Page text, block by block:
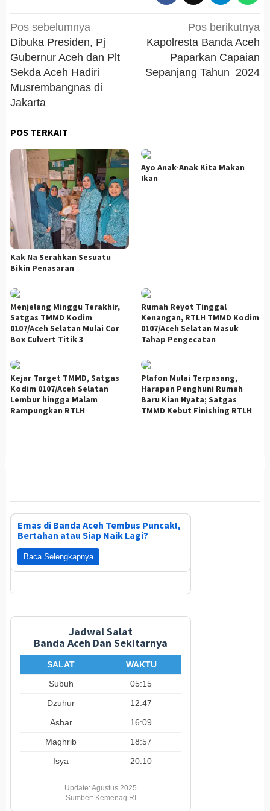
Navigasi
pos
Pos sebelumnya
Dibuka Presiden, Pj
Gubernur Aceh dan Plt
Sekda Aceh Hadiri
Musrembangnas di
Jakarta
Pos berikutnya
Kapolresta Banda Aceh
Paparkan Capaian
Sepanjang Tahun 2024
POS TERKAIT
Kak Na Serahkan Sesuatu
Bikin Penasaran
Ayo Anak-Anak Kita Makan
Ikan
Menjelang Minggu Terakhir,
Satgas TMMD Kodim
0107/Aceh Selatan Mulai Cor
Box Culvert Titik 3
Rumah Reyot Tinggal
Kenangan, RTLH TMMD Kodim
0107/Aceh Selatan Masuk
Tahap Pengecatan
Kejar Target TMMD, Satgas
Kodim 0107/Aceh Selatan
Lembur hingga Malam
Rampungkan RTLH
Plafon Mulai Terpasang,
Harapan Penghuni Rumah
Baru Kian Nyata; Satgas
TMMD Kebut Finishing RTLH
Emas di Banda Aceh Tembus Puncak!,
Bertahan atau Siap Naik Lagi?
Baca Selengkapnya
Jadwal Salat
Banda Aceh Dan Sekitarnya
SALAT
WAKTU
Subuh
05:15
Dzuhur
12:47
Ashar
16:09
Maghrib
18:57
Isya
20:10
Update: Agustus 2025
Sumber: Kemenag RI